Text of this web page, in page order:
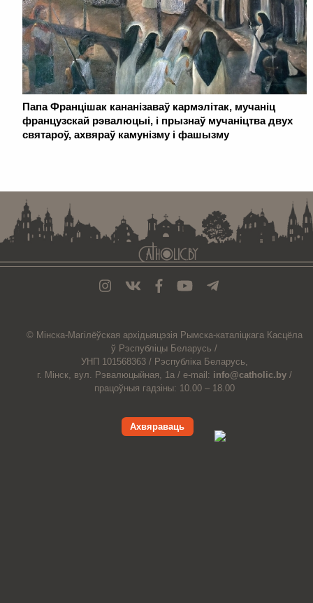
Папа Францішак кананізаваў кармэлітак, мучаніц
французскай рэвалюцыі, і прызнаў мучаніцтва двух
святароў, ахвяраў камунізму і фашызму
© Мiнска-Магiлёўская архiдыяцэзiя Рымска-каталіцкага Касцёла
ў Рэспубліцы Беларусь /
УНП 101568363 / Рэспубліка Беларусь,
г. Мінск, вул. Рэвалюцыйная, 1а / e-mail: info@catholic.by /
працоўныя гадзіны: 10.00 – 18.00
Ахвяраваць